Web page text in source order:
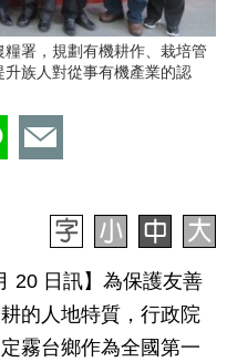
署，規劃有機耕作、栽培管
族人對從事有機產業的認
20 日訊】為保護友善
的人地特質，行政院
霧台鄉作為全國第一